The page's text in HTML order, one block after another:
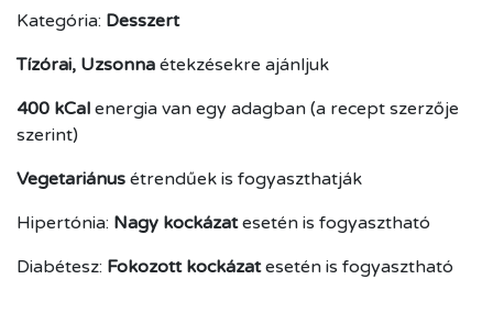
Kategória: Desszert
Tízórai, Uzsonna étekzésekre ajánljuk
400 kCal energia van egy adagban (a recept szerzője
szerint)
Vegetariánus étrendűek is fogyaszthatják
Hipertónia: Nagy kockázatesetén is fogyasztható
Diabétesz: Fokozott kockázatesetén is fogyasztható